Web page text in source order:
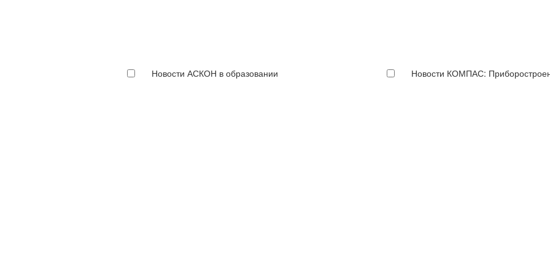
Новости АСКОН в образовании Новости КОМПАС: